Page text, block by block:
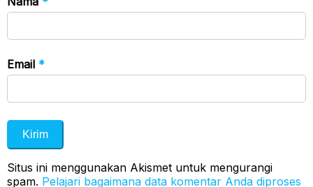
Email *
Situs ini menggunakan Akismet untuk mengurangi
spam. Pelajari bagaimana data komentar Anda diproses